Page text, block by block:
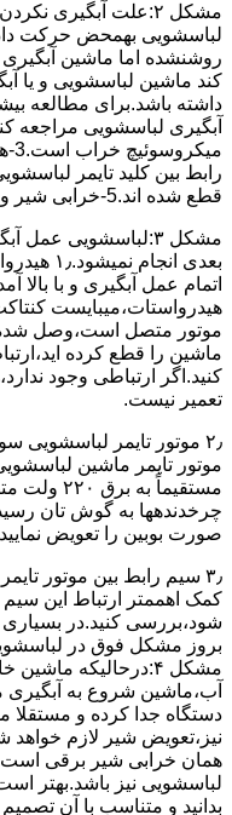
مشکل ۲:علت آبگیری
لباسشویی بهمحض ﺣﺮﮐﺖ
روشنشده اﻣﺎ ﻣﺎﺷﯿﻦ
کند ماشین لباسشویی و یا
داشته باشد.برای مطالعه
راﺑﻂ ﺑﯿﻦ ﮐﻠﯿﺪ ﺗﺎﯾﻤﺮ
ﻗﻄﻊ ﺷﺪه اند.5-خرابی شیر ورودی آب
مشکل ۳:لباسشویی ﻋﻤﻞ
ﺑﻌﺪی
اﺗﻤﺎم عمل آﺑﮕﯿﺮی و ﺑﺎ ﺑﺎﻻ
ﻣﻮﺗﻮر ﻣﺘﺼﻞ اﺳﺖ،وﺻﻞ ﺷﺪه
ﻣﺎﺷﯿﻦ را ﻗﻄﻊ کرده
کنید.اﮔﺮ ارﺗﺒﺎطی وجود
ﺗﻌﻤﯿﺮ نیست.
۲٫ ﻣﻮﺗﻮر ﺗﺎﯾﻤﺮ
ﻣﻮﺗﻮر ﺗﺎﯾﻤﺮ ماشین
مستقیماً
چرخدندهها به گوش تان
ﺻﻮرت ﺑﻮﺑﯿﻦ را ﺗﻌﻮﯾﺾ
۳٫ ﺳﯿﻢ راﺑﻂ ﺑﯿﻦ ﻣﻮﺗﻮر
کمک اهممتر ارﺗﺒﺎط اﯾﻦ ﺳﯿﻢ
ﺷﻮد،بررسی ﮐﻨﯿﺪ.در
ﺑﺮوز مشکل ﻓﻮق در
مشکل ۴:درحالیکه
آب،ﻣﺎﺷﯿﻦ ﺷﺮوع ﺑﻪ آﺑﮕﯿﺮی
دستگاه جدا کرده و مستقلا
نیز،تعویض شیر لازم خواهد
همان خرابی شیر برقی
لباسشویی نیز باشد.بهتر
بدانید و متناسب با آن تصمیم